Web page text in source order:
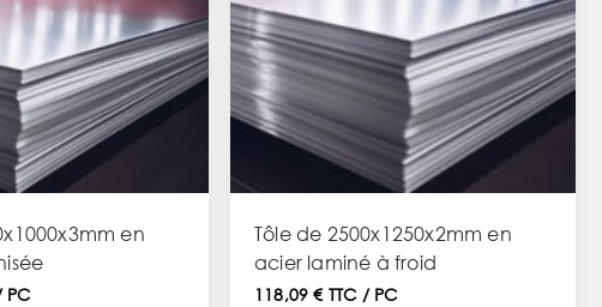
en
PC
Tôle de 2500x1250x2mm en
acier laminé à froid
118,09 € TTC / PC